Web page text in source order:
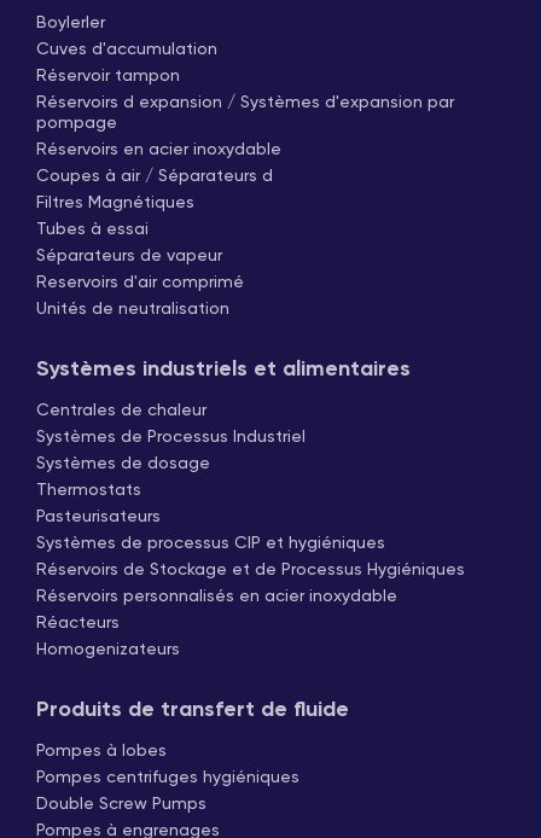
Boylerler
Cuves d'accumulation
Réservoir tampon
Réservoirs d expansion / Systèmes d'expansion par
pompage
Réservoirs en acier inoxydable
Coupes à air / Séparateurs d
Filtres Magnétiques
Tubes à essai
Séparateurs de vapeur
Reservoirs d'air comprimé
Unités de neutralisation
Systèmes industriels et alimentaires
Centrales de chaleur
Systèmes de Processus Industriel
Systèmes de dosage
Thermostats
Pasteurisateurs
Systèmes de processus CIP et hygiéniques
Réservoirs de Stockage et de Processus Hygiéniques
Réservoirs personnalisés en acier inoxydable
Réacteurs
Homogenizateurs
Produits de transfert de fluide
Pompes à lobes
Pompes centrifuges hygiéniques
Double Screw Pumps
Pompes à engrenages